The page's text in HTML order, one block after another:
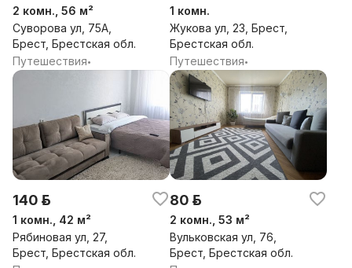
2 комн., 56 м²
Суворова ул, 75А,
Брест, Брестская обл.
Путешествия•
1 комн.
Жукова ул, 23, Брест,
Брестская обл.
Путешествия•
140 р.
1 комн., 42 м²
Рябиновая ул, 27,
Брест, Брестская обл.
80 р.
2 комн., 53 м²
Вульковская ул, 76,
Брест, Брестская обл.